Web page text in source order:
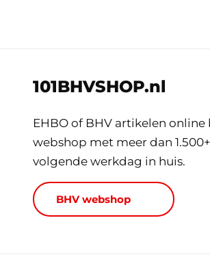
101BHVSHOP.nl
EHBO of BHV artikelen online
webshop met meer dan
volgende werkdag in huis.
BHV webshop